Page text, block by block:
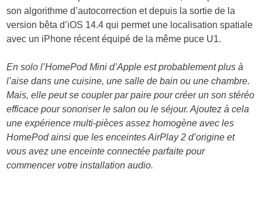
son algorithme d’autocorrection et depuis la sortie de la
version bêta d’iOS 14.4 qui permet une localisation spatiale
avec un iPhone récent équipé de la même puce U1.
En solo l’HomePod Mini d’Apple est probablement plus à
l’aise dans une cuisine, une salle de bain ou une chambre.
Mais, elle peut se coupler par paire pour créer un son stéréo
efficace pour sonoriser le salon ou le séjour. Ajoutez à cela
une expérience multi-pièces assez homogène avec les
HomePod ainsi que les enceintes AirPlay 2 d’origine et
vous avez une enceinte connectée parfaite pour
commencer votre installation audio.